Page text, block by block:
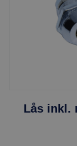
Lås inkl.